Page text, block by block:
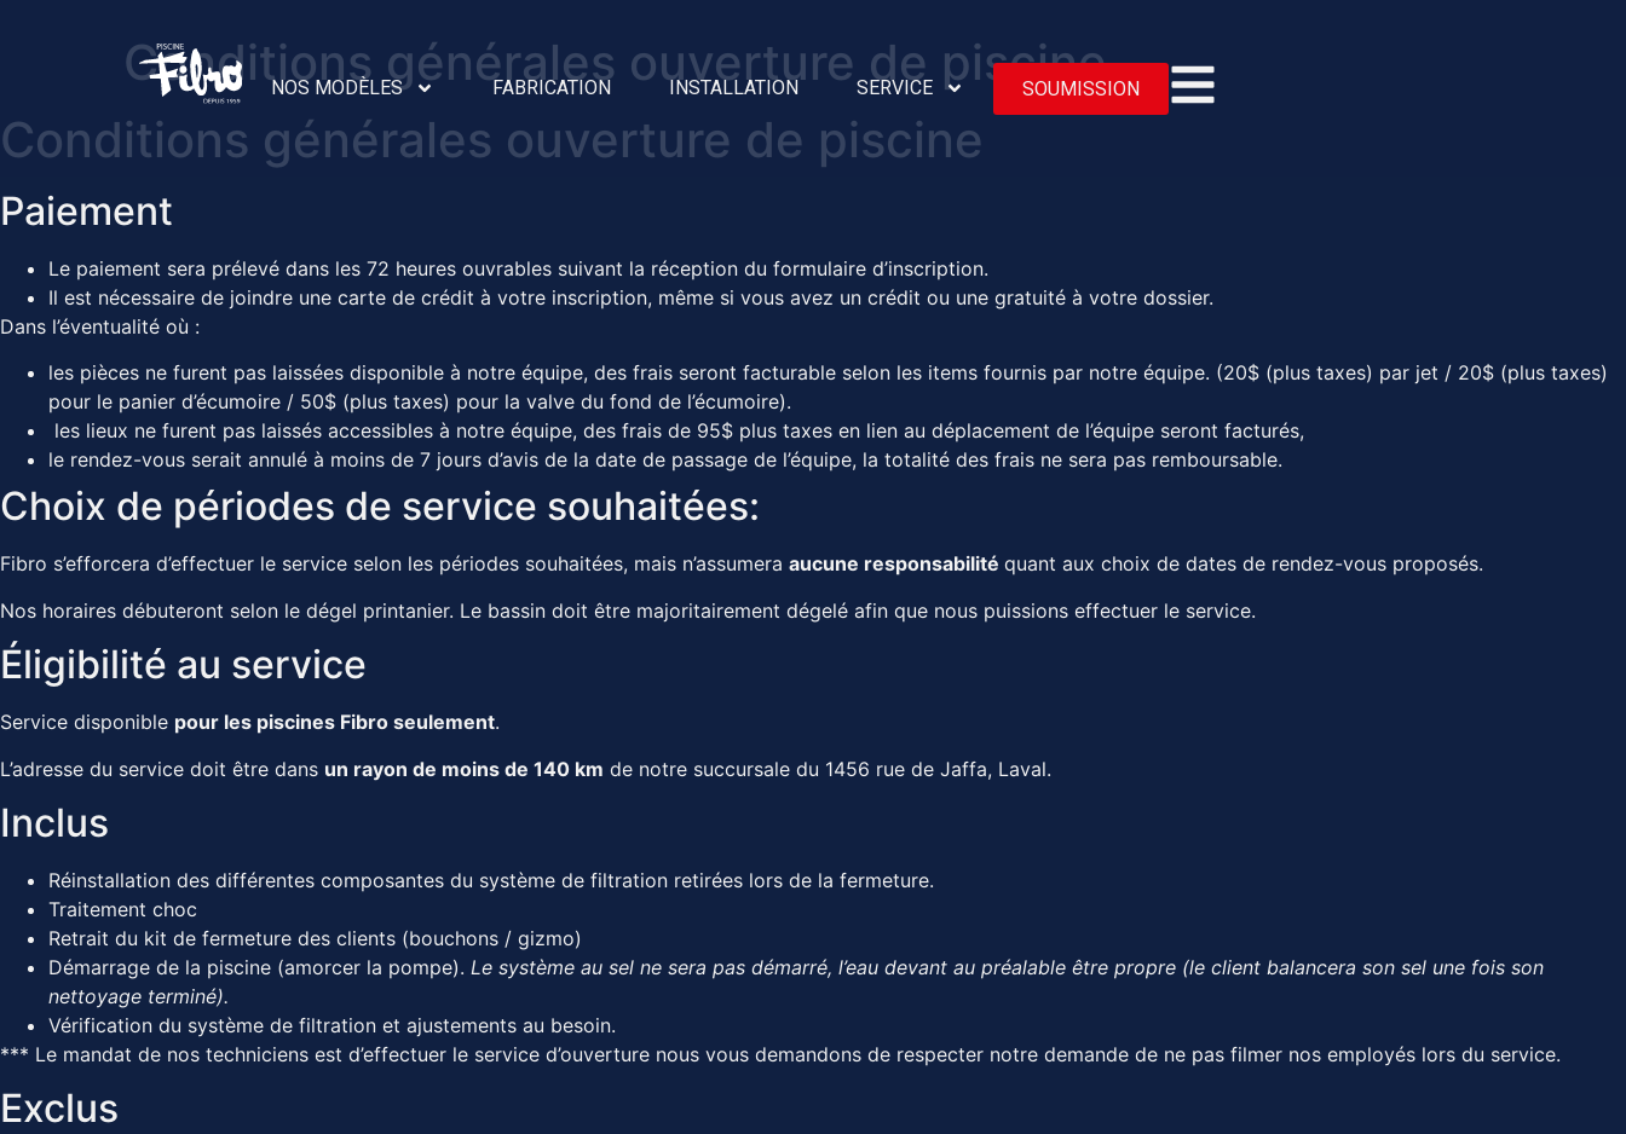
NOS MODÈLES FABRICATION INSTALLATION SERVICE SOUMISSION
Conditions générales ouverture de piscine
Conditions générales ouverture de piscine
Paiement
Le paiement sera prélevé dans les 72 heures ouvrables suivant la réception du formulaire d’inscription.
Il est nécessaire de joindre une carte de crédit à votre inscription, même si vous avez un crédit ou une gratuité à votre dossier.
Dans l’éventualité où :
les pièces ne furent pas laissées disponible à notre équipe, des frais seront facturable selon les items fournis par notre équipe. (20$ (plus taxes) par jet / 20$ (plus taxes)
pour le panier d’écumoire / 50$ (plus taxes) pour la valve du fond de l’écumoire).
les lieux ne furent pas laissés accessibles à notre équipe, des frais de 95$ plus taxes en lien au déplacement de l’équipe seront facturés,
le rendez-vous serait annulé à moins de 7 jours d’avis de la date de passage de l’équipe, la totalité des frais ne sera pas remboursable.
Choix de périodes de service souhaitées:
Fibro s’efforcera d’effectuer le service selon les périodes souhaitées, mais n’assumera aucune responsabilité quant aux choix de dates de rendez-vous proposés.
Nos horaires débuteront selon le dégel printanier. Le bassin doit être majoritairement dégelé afin que nous puissions effectuer le service.
Éligibilité au service
Service disponible pour les piscines Fibro seulement.
L’adresse du service doit être dans un rayon de moins de 140 km de notre succursale du 1456 rue de Jaffa, Laval.
Inclus
Réinstallation des différentes composantes du système de filtration retirées lors de la fermeture.
Traitement choc
Retrait du kit de fermeture des clients (bouchons / gizmo)
Démarrage de la piscine (amorcer la pompe). Le système au sel ne sera pas démarré, l’eau devant au préalable être propre (le client balancera son sel une fois son
nettoyage terminé).
Vérification du système de filtration et ajustements au besoin.
*** Le mandat de nos techniciens est d’effectuer le service d’ouverture nous vous demandons de respecter notre demande de ne pas filmer nos employés lors du service.
Exclus